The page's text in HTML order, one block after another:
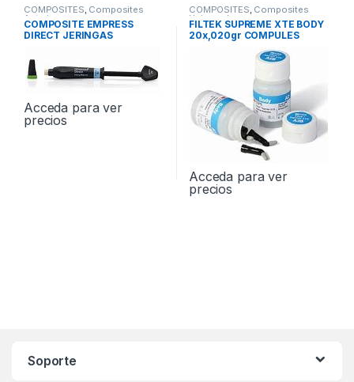
COMPOSITES, Composites
Anteriores
COMPOSITE EMPRESS
DIRECT JERINGAS
Acceda para ver
precios
COMPOSITES, Composites
Universales
FILTEK SUPREME XTE BODY
20x,020gr COMPULES
Acceda para ver
precios
Soporte